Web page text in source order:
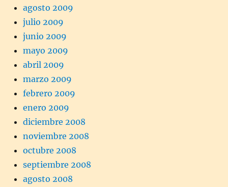
agosto 2009
julio 2009
junio 2009
mayo 2009
abril 2009
marzo 2009
febrero 2009
enero 2009
diciembre 2008
noviembre 2008
octubre 2008
septiembre 2008
agosto 2008